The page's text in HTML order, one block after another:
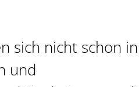
sich nicht schon in
und